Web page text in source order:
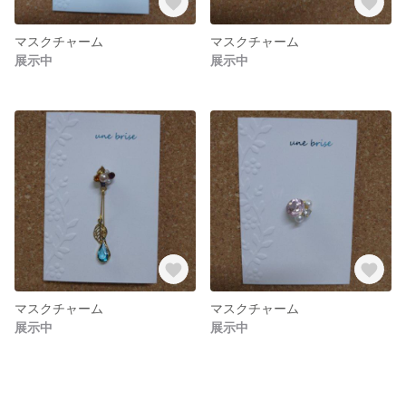
マスクチャーム
展示中
マスクチャーム
展示中
マスクチャーム
展示中
マスクチャーム
展示中